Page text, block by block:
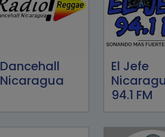
Dancehall
Nicaragua
El Jefe
94.1 FM